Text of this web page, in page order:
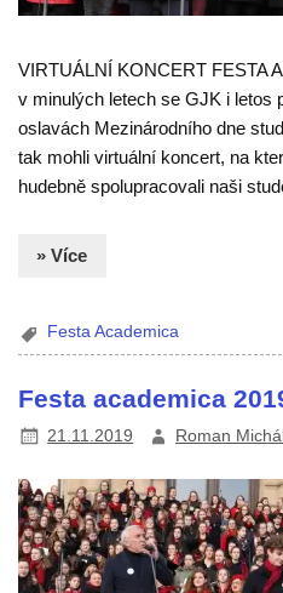
VIRTUÁLNÍ KONCERT FESTA
v minulých letech se GJK i letos
oslavách Mezinárodního dne
tak mohli virtuální koncert, na
hudebně spolupracovali naši
» Více
Festa Academica
Festa academica
21.11.2019 Roman